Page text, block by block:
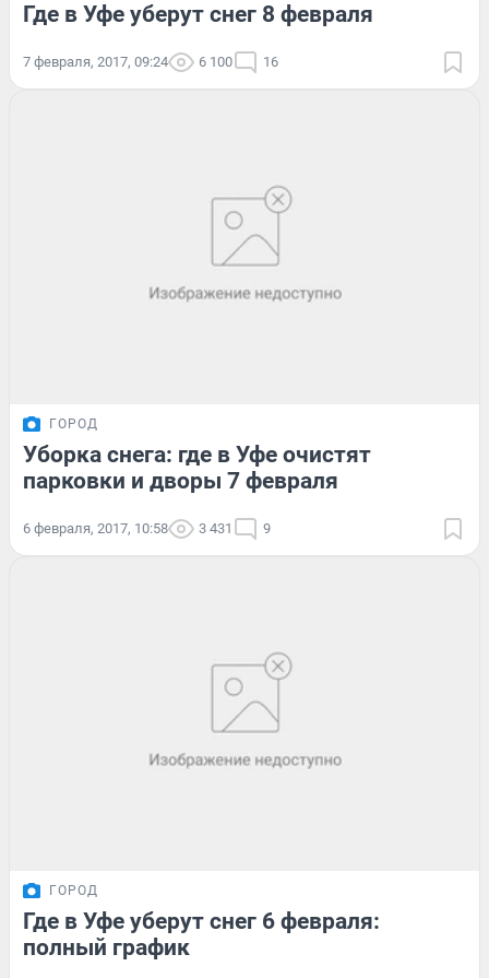
Где в Уфе уберут снег 8 февраля
7 февраля, 2017, 09:24 6 100 16
ГОРОД
Уборка снега: где в Уфе очистят
парковки и дворы 7 февраля
6 февраля, 2017, 10:58 3 431 9
ГОРОД
Где в Уфе уберут снег 6 февраля:
полный график